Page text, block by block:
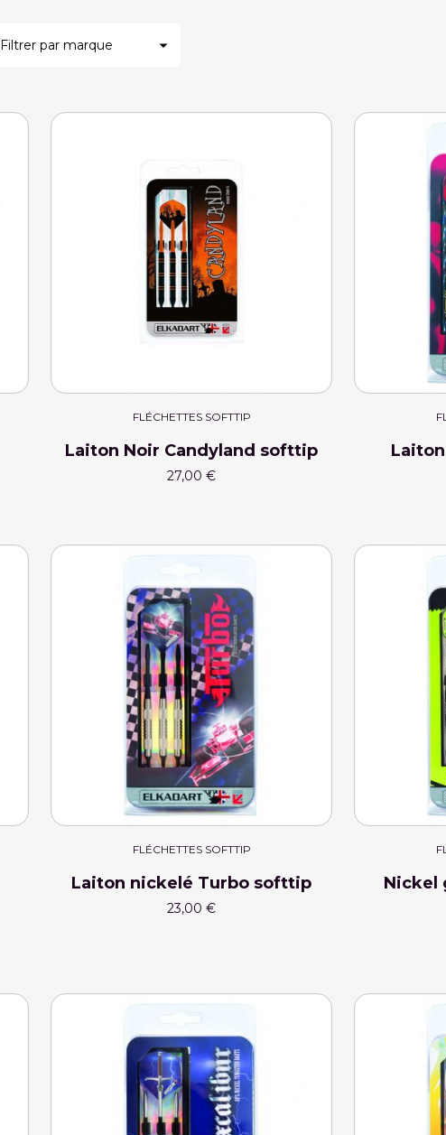
Filtrer par marque
FLÉCHETTES SOFTTIP
Laiton Noir Candyland softtip
27,00 €
FLÉCHETTES SOFTTIP
Laiton nickelé Turbo softtip
23,00 €
Nickel